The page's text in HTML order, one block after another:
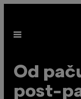
садржај
Otvori
Od
post-